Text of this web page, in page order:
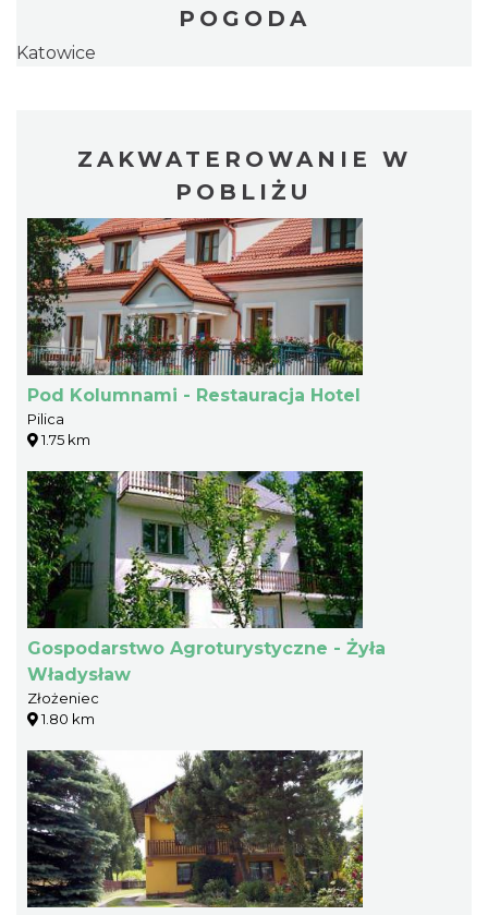
POGODA
Katowice
ZAKWATEROWANIE W
POBLIŻU
Pod Kolumnami - Restauracja Hotel
Pilica
1.75 km
Gospodarstwo Agroturystyczne - Żyła
Władysław
Złożeniec
1.80 km